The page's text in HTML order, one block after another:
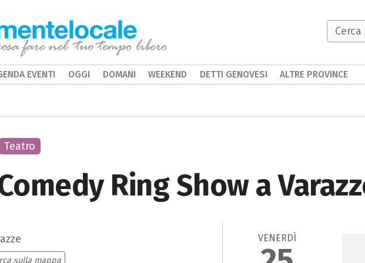
Ring Show a
sulla mappa
VENERDÌ
Teatro
EVENTI OGGI DOMANI WEEKEND DETTI GENOVESI ALTRE PROVINCE